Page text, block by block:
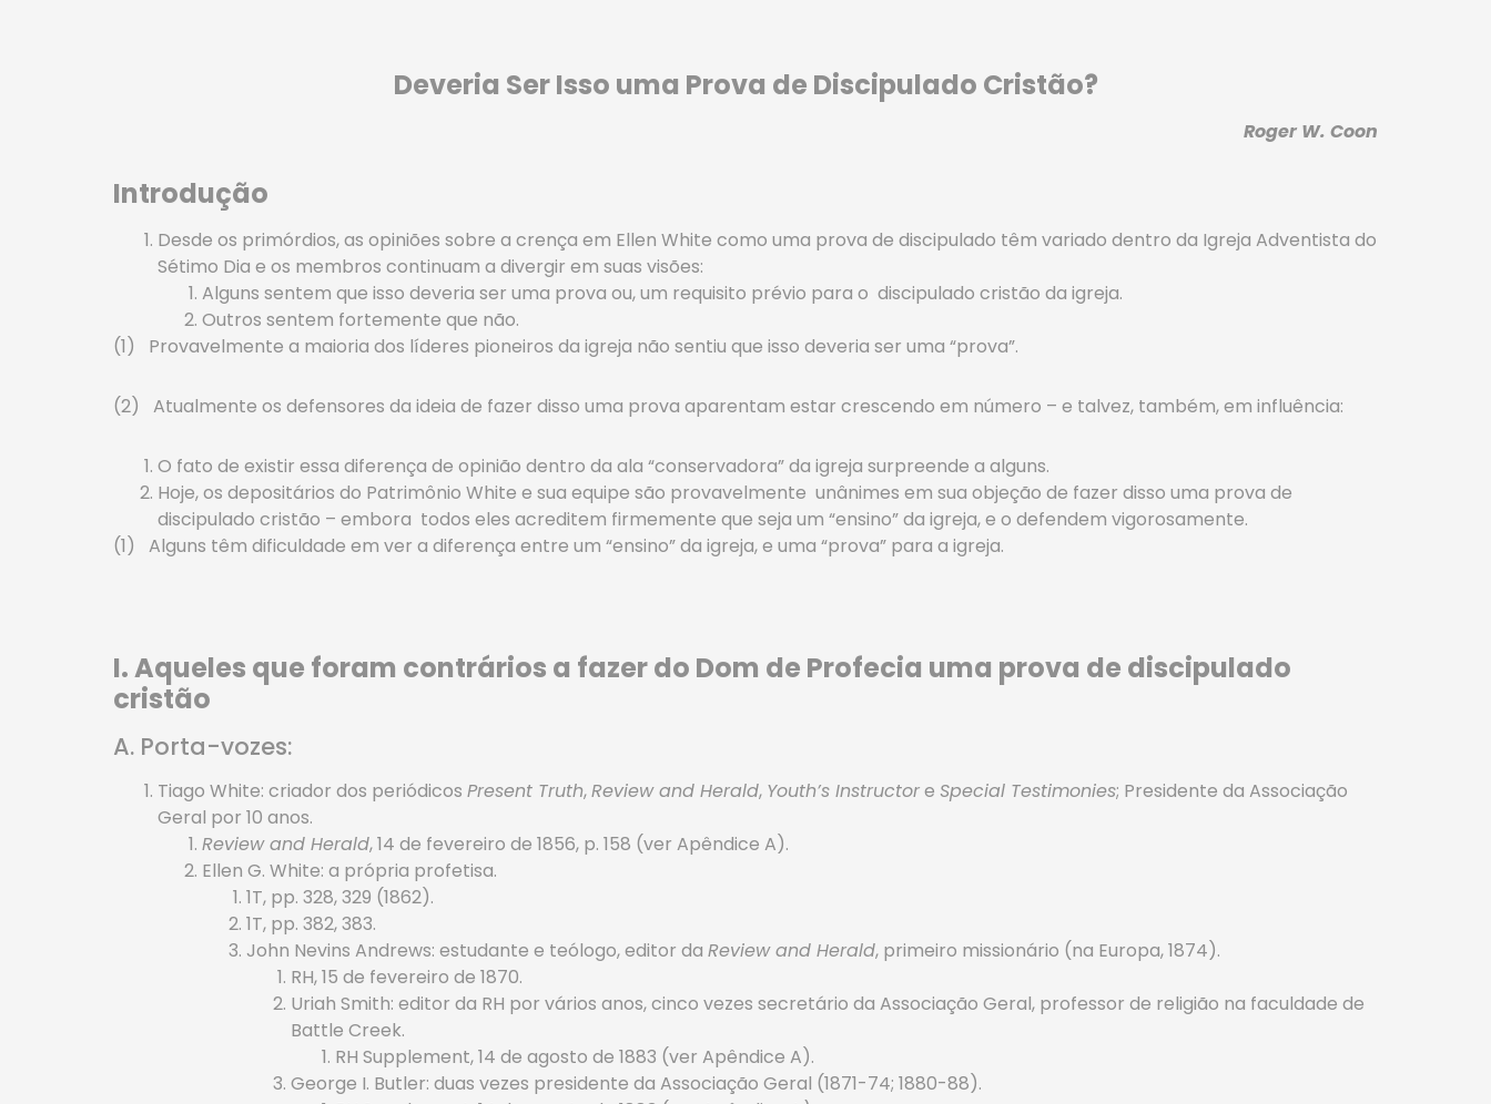
Deveria Ser Isso uma Prova de Discipulado Cristão?
Roger W. Coon
Introdução
Desde os primórdios, as opiniões sobre a crença em Ellen White como uma prova de discipulado têm variado dentro da Igreja Adventista do
Sétimo Dia e os membros continuam a divergir em suas visões:
Alguns sentem que isso deveria ser uma prova ou, um requisito prévio para o discipulado cristão da igreja.
Outros sentem fortemente que não.
(1) Provavelmente a maioria dos líderes pioneiros da igreja não sentiu que isso deveria ser uma “prova”.
(2) Atualmente os defensores da ideia de fazer disso uma prova aparentam estar crescendo em número – e talvez, também, em influência:
O fato de existir essa diferença de opinião dentro da ala “conservadora” da igreja surpreende a alguns.
Hoje, os depositários do Patrimônio White e sua equipe são provavelmente unânimes em sua objeção de fazer disso uma prova de
discipulado cristão – embora todos eles acreditem firmemente que seja um “ensino” da igreja, e o defendem vigorosamente.
(1) Alguns têm dificuldade em ver a diferença entre um “ensino” da igreja, e uma “prova” para a igreja.
I. Aqueles que foram contrários a fazer do Dom de Profecia uma prova de discipulado
cristão
A. Porta-vozes:
Tiago White: criador dos periódicos Present Truth,Review and Herald, Youth’s Instructore Special Testimonies; Presidente da Associação
Geral por 10 anos.
Review and Herald, 14 de fevereiro de 1856, p. 158 (ver Apêndice A).
Ellen G. White: a própria profetisa.
1T, pp. 328, 329 (1862).
1T, pp. 382, 383.
John Nevins Andrews: estudante e teólogo, editor da Review and Herald, primeiro missionário (na Europa, 1874).
RH, 15 de fevereiro de 1870.
Uriah Smith: editor da RH por vários anos, cinco vezes secretário da Associação Geral, professor de religião na faculdade de
Battle Creek.
RH Supplement, 14 de agosto de 1883 (ver Apêndice A).
George I. Butler: duas vezes presidente da Associação Geral (1871-74; 1880-88).